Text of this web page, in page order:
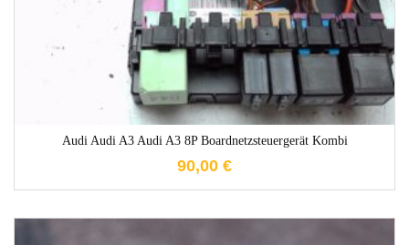
Audi Audi A3 Audi A3 8P Boardnetzsteuergerät Kombi
90,00 €